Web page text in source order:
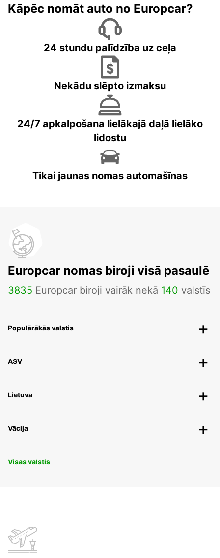
Kāpēc nomāt auto no Europcar?
24 stundu palīdzība uz ceļa
Nekādu slēpto izmaksu
24/7 apkalpošana lielākajā daļā lielāko
lidostu
Tikai jaunas nomas automašīnas
Europcar nomas biroji visā pasaulē
3835 Europcar biroji vairāk nekā 140 valstīs
Populārākās valstis
ASV
Lietuva
Vācija
Visas valstis